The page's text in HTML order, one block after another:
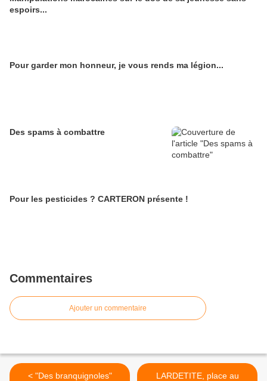
espoirs...
Pour garder mon honneur, je vous rends ma légion...
Des spams à combattre
Pour les pesticides ? CARTERON présente !
Commentaires
Ajouter un commentaire
< "Des branquignoles"
LARDETITE, place au